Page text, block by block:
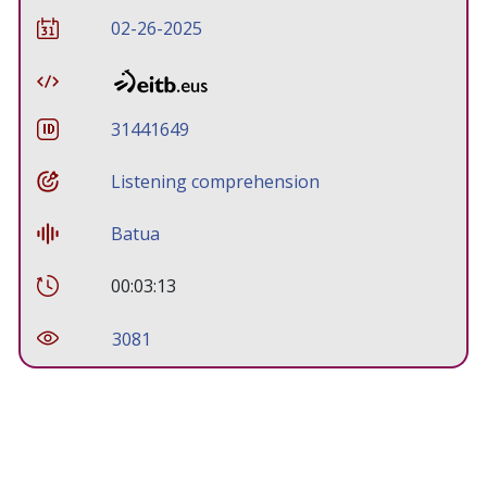
02-26-2025
31441649
Listening comprehension
Batua
00:03:13
3081